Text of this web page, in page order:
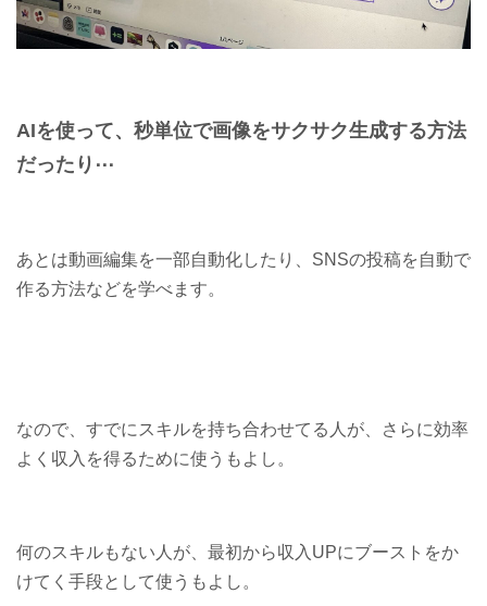
AIを使って、秒単位で画像をサクサク生成する方法
だったり⋯
あとは動画編集を一部自動化したり、SNSの投稿を自動で
作る方法などを学べます。
なので、すでにスキルを持ち合わせてる人が、さらに効率
よく収入を得るために使うもよし。
何のスキルもない人が、最初から収入UPにブーストをか
けてく手段として使うもよし。